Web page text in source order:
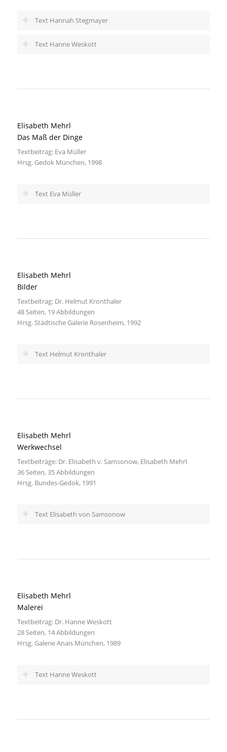
Text Hannah Stegmayer
Text Hanne Weskott
Elisabeth Mehrl
Das Maß der Dinge
Textbeitrag: Eva Müller
Hrsg. Gedok München, 1998
Text Eva Müller
Elisabeth Mehrl
Bilder
Textbeitrag: Dr. Helmut Kronthaler
48 Seiten, 19 Abbildungen
Hrsg. Städtische Galerie Rosenheim, 1992
Text Helmut Kronthaler
Elisabeth Mehrl
Werkwechsel
Textbeiträge: Dr. Elisabeth v. Samsonow, Elisabeth Mehrl
36 Seiten, 35 Abbildungen
Hrsg. Bundes-Gedok, 1991
Text Elisabeth von Samsonow
Elisabeth Mehrl
Malerei
Textbeitrag: Dr. Hanne Weskott
28 Seiten, 14 Abbildungen
Hrsg. Galerie Anais München, 1989
Text Hanne Weskott